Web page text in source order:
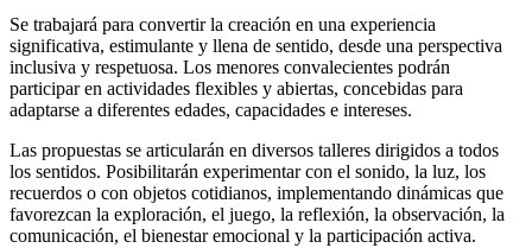
Se trabajará para convertir la creación en una experiencia
significativa, estimulante y llena de sentido, desde una perspectiva
inclusiva y respetuosa. Los menores convalecientes podrán
participar en actividades flexibles y abiertas, concebidas para
adaptarse a diferentes edades, capacidades e intereses.
Las propuestas se articularán en diversos talleres dirigidos a todos
los sentidos. Posibilitarán experimentar con el sonido, la luz, los
recuerdos o con objetos cotidianos, implementando dinámicas que
favorezcan la exploración, el juego, la reflexión, la observación, la
comunicación, el bienestar emocional y la participación activa.